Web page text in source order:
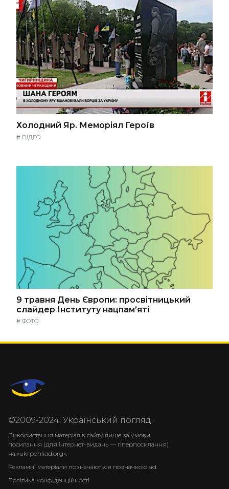
Холодний Яр. Меморіял Героїв
# ВІДЕО
9 травня День Європи: просвітницький
слайдер Інституту нацпам’яті
# ФОТО
©2009-2024, Український погляд.
Використання матеріалів сайту лише за умови
посилання (для інтернет-видань — гіперпосилання)
на «ukrpohliad.org».
Рекламні матеріали позначаються позначкою ad.
Політика конфіденційності